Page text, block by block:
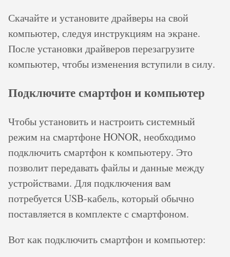
Скачайте и установите драйверы на свой
компьютер, следуя инструкциям на экране.
После установки драйверов перезагрузите
компьютер, чтобы изменения вступили в силу.
Подключите смартфон и компьютер
Чтобы установить и настроить системный
режим на смартфоне HONOR, необходимо
подключить смартфон к компьютеру. Это
позволит передавать файлы и данные между
устройствами. Для подключения вам
потребуется USB-кабель, который обычно
поставляется в комплекте с смартфоном.
Вот как подключить смартфон и компьютер: